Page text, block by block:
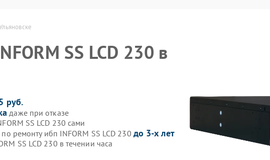
SS LCD 230 в
руб.
даже при отказе
SS LCD 230 сами
ремонту ибп INFORM SS LCD 230 до 3-х лет
SS LCD 230 в течении часа